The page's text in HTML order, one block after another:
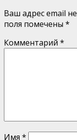
Ваш адрес email
поля помечены *
Комментарий *
Имя *